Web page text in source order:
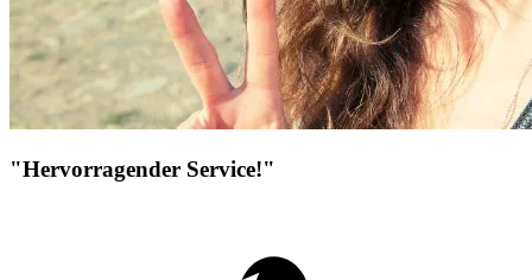
"Hervorragender Service!"